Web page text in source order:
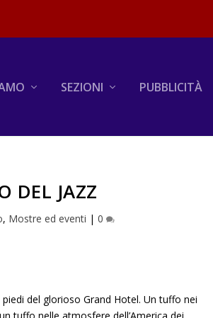
SEZIONI PUBBLICITÀ
DEL JAZZ
, Mostre ed eventi | 0
del glorioso Grand Hotel. Un tuffo nei